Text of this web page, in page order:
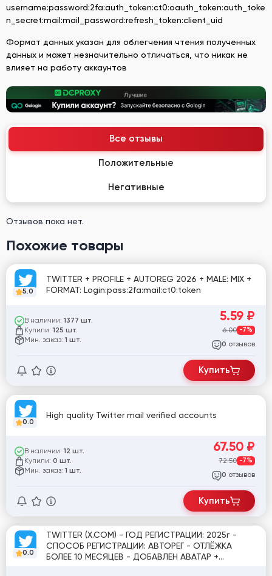
username:password:2fa:auth_token:ct0:oauth_token:auth_toke
n_secret:mail:mail_password:refresh_token:client_uid
Формат данных указан для облегчения чтения полученных
данных и может незначительно отличаться, что никак не
влияет на работу аккаунтов
Все отзывы
Положительные
Негативные
Отзывов пока нет.
Похожие товары
5.0
TWITTER + PROFILE + AUTOREG 2026 + MALE: MIX +
FORMAT: Login:pass:2fa:mail:ct0:token
В наличии: 1377 шт.
Купили: 125 шт.
Мин. заказ: 1 шт.
5.59 ₽
6.00 -7%
0 отзывов
Купить
0.0
High quality Twitter mail verified accounts
В наличии: 12 шт.
Купили: 0 шт.
Мин. заказ: 1 шт.
67.50 ₽
72.50 -7%
0 отзывов
Купить
0.0
TWITTER (X.COM) - ГОД РЕГИСТРАЦИИ: 2025г -
СПОСОБ РЕГИСТРАЦИИ: АВТОРЕГ - ОТЛЁЖКА
БОЛЕЕ 10 МЕСЯЦЕВ - ДОБАВЛЕН АВАТАР +